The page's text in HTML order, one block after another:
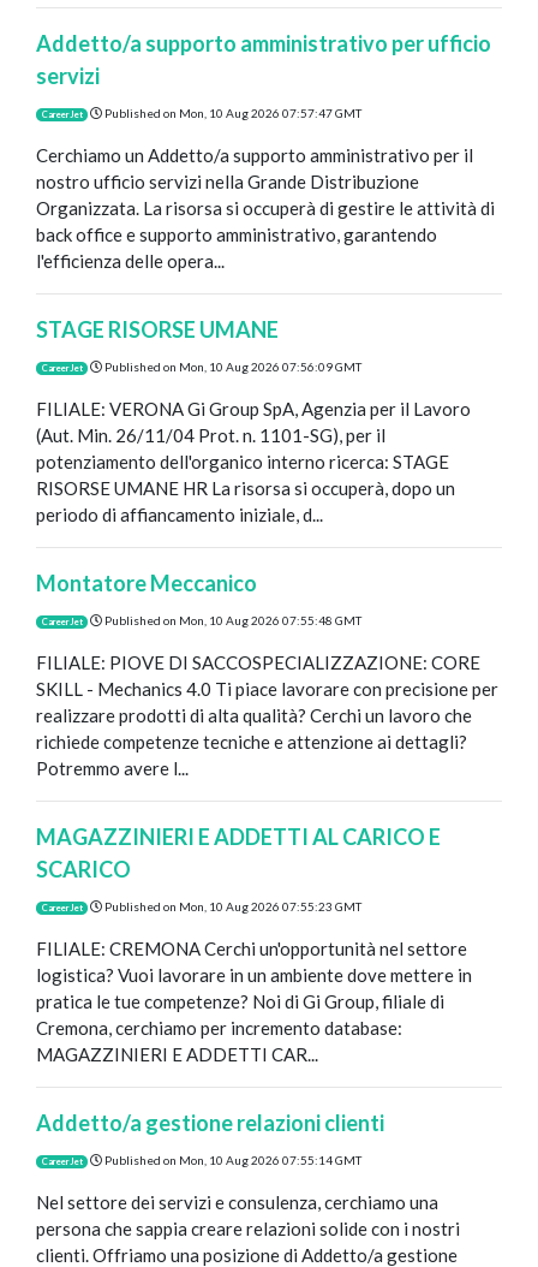
Addetto/a supporto amministrativo per ufficio
servizi
CareerJet Published on Mon, 10 Aug 2026 07:57:47 GMT
Cerchiamo un Addetto/a supporto amministrativo per il
nostro ufficio servizi nella Grande Distribuzione
Organizzata. La risorsa si occuperà di gestire le attività di
back office e supporto amministrativo, garantendo
l'efficienza delle opera...
STAGE RISORSE UMANE
CareerJet Published on Mon, 10 Aug 2026 07:56:09 GMT
FILIALE: VERONA Gi Group SpA, Agenzia per il Lavoro
(Aut. Min. 26/11/04 Prot. n. 1101-SG), per il
potenziamento dell'organico interno ricerca: STAGE
RISORSE UMANE HR La risorsa si occuperà, dopo un
periodo di affiancamento iniziale, d...
Montatore Meccanico
CareerJet Published on Mon, 10 Aug 2026 07:55:48 GMT
FILIALE: PIOVE DI SACCOSPECIALIZZAZIONE: CORE
SKILL - Mechanics 4.0 Ti piace lavorare con precisione per
realizzare prodotti di alta qualità? Cerchi un lavoro che
richiede competenze tecniche e attenzione ai dettagli?
Potremmo avere l...
MAGAZZINIERI E ADDETTI AL CARICO E
SCARICO
CareerJet Published on Mon, 10 Aug 2026 07:55:23 GMT
FILIALE: CREMONA Cerchi un'opportunità nel settore
logistica? Vuoi lavorare in un ambiente dove mettere in
pratica le tue competenze? Noi di Gi Group, filiale di
Cremona, cerchiamo per incremento database:
MAGAZZINIERI E ADDETTI CAR...
Addetto/a gestione relazioni clienti
CareerJet Published on Mon, 10 Aug 2026 07:55:14 GMT
Nel settore dei servizi e consulenza, cerchiamo una
persona che sappia creare relazioni solide con i nostri
clienti. Offriamo una posizione di Addetto/a gestione